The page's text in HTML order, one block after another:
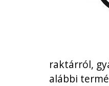
raktárról,
alábbi